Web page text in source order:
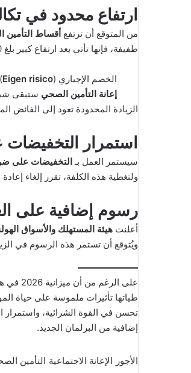
ارتفاع محدود في
من المتوقع أن ترتفع أقساط التأمين
طفيفة، فإنها تأتي بعد ارتفاع كبير بلغ 10 يورو في العام السابق.
الخصم الإجباري (Eigen risico
إعانة التأمين الصحي ستبقى
الزيادة المحدودة تعود إلى الفائض
استمرار
سيستمر العمل بـ التخفيضات على
ولتغطية هذه الكلفة، تقرر إلغاء
رسوم إضافية على
أعلنت هيئة المستهلك والأسواق
ويُتوقع أن تستمر هذه الرسوم في
على
طياتها تأثيرات ملموسة على حياة
تحسن في القوة الشرائية، واستمرار
إضافية من البرلمان الجديد.
الأجور الإعانة الاجتماعية التأمين